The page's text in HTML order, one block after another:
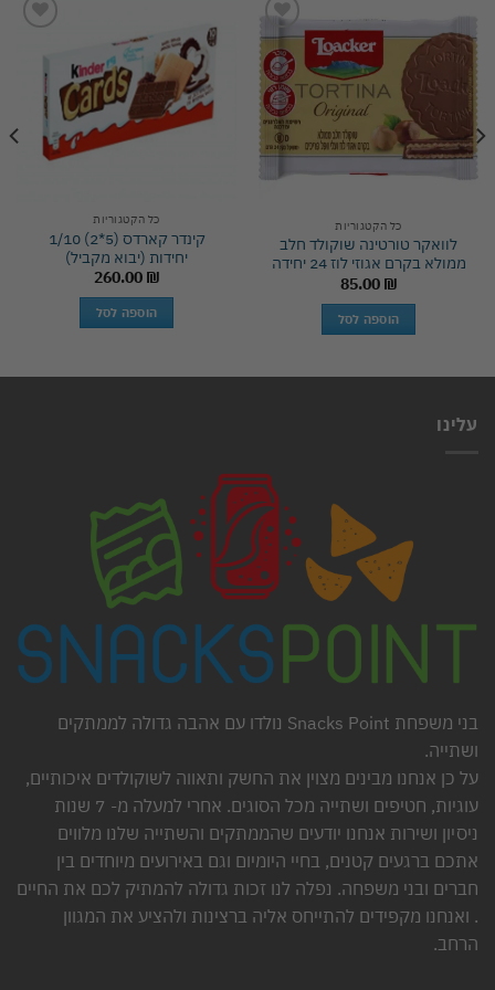
Add to
wishlist
כל הקטגוריות
לוואקר טורטינה שוקולד חלב
ממולא בקרם אגוזי לוז 24 יחידה
85.00 ₪
הוספה לסל
wishlist
כל הקטגוריות
קינדר קארדס (5*2) 1/10
יחידות (יבוא מקביל)
260.00 ₪
הוספה לסל
עלינו
בני משפחת Snacks Point נולדו עם אהבה גדולה לממתקים
ושתייה.
על כן אנחנו מבינים מצוין את החשק ותאווה לשוקולדים איכותיים,
עוגיות, חטיפים ושתייה מכל הסוגים. אחרי למעלה מ- 7 שנות
ניסיון ושירות אנחנו יודעים שהממתקים והשתייה שלנו מלווים
אתכם ברגעים קטנים, בחיי היומיום וגם באירועים מיוחדים בין
חברים ובני משפחה. נפלה לנו זכות גדולה להמתיק לכם את החיים
. ואנחנו מקפידים להתייחס אליה ברצינות ולהציע את המגוון
הרחב.